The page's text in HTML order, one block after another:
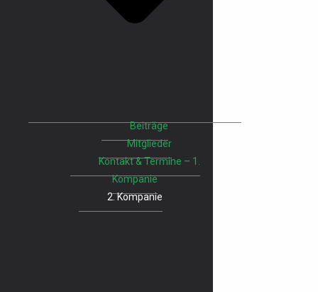
Beiträge
Mitglieder
Kontakt & Termine – 1.
Kompanie
2. Kompanie